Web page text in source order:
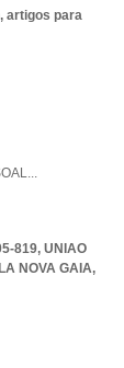
artigos para
...
819, UNIAO
NOVA GAIA,